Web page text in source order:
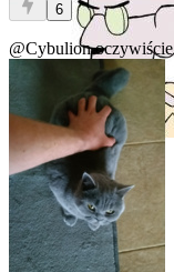
6
@Cybulionoczywiście